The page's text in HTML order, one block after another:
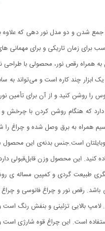
شدن و دو مدل نور دهی که علاوه
برای زمان تاریکی و برای مهمانی
همراه رقص نور، محصولی با
ابزار چند کاره است و می‌تواند به
که هنگام روشن کردن با چرخش و
همراه به برق وصل شده و چراغ را
کنید. این محصول وزن قابل‌قبولی
طبیعت گردی و کمپین مساله ی
باشد. رقص نور و چراغ فانوسی و
بالایی تزئینی و بنفش رنگ است و
است. ⁠این چراغ قوه شارژی است